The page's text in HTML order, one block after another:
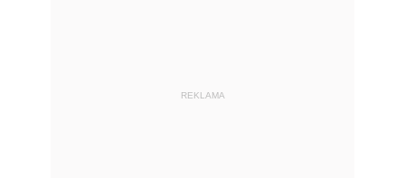
REKLAMA